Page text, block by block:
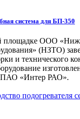
система для БП-350
площадке ООО
(НЗТО)
и технического
ПАО «Интер РАО».